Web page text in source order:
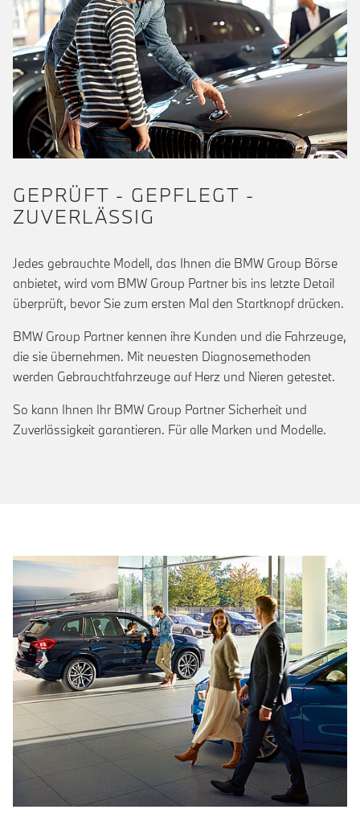
GEPRÜFT - GEPFLEGT -
ZUVERLÄSSIG
Jedes gebrauchte Modell, das Ihnen die BMW Group Börse
anbietet, wird vom BMW Group Partner bis ins letzte Detail
überprüft, bevor Sie zum ersten Mal den Startknopf drücken.
BMW Group Partner kennen ihre Kunden und die Fahrzeuge,
die sie übernehmen. Mit neuesten Diagnosemethoden
werden Gebrauchtfahrzeuge auf Herz und Nieren getestet.
So kann Ihnen Ihr BMW Group Partner Sicherheit und
Zuverlässigkeit garantieren. Für alle Marken und Modelle.